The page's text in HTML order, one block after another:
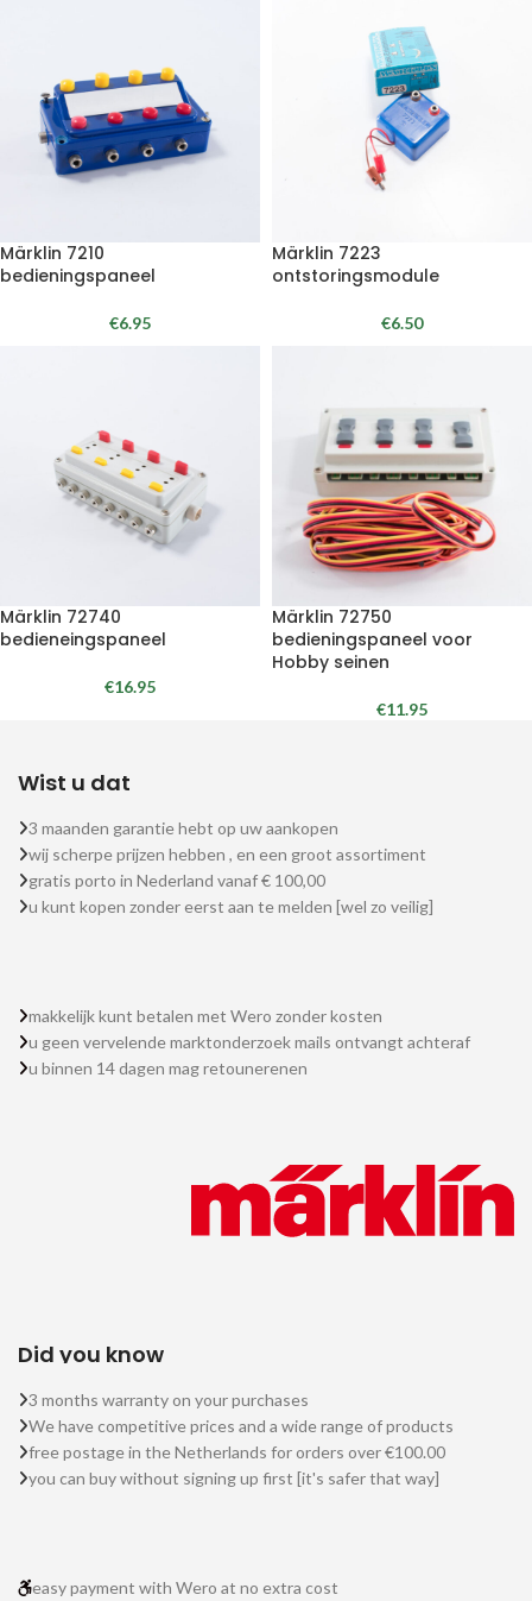
Märklin 7210
bedieningspaneel
€6.95
Märklin 7223
ontstoringsmodule
€6.50
Märklin 72740
bedieneingspaneel
€16.95
Märklin 72750
bedieningspaneel voor
Hobby seinen
€11.95
Wist u dat
3 maanden garantie hebt op uw aankopen
wij scherpe prijzen hebben , en een groot assortiment
gratis porto in Nederland vanaf € 100,00
u kunt kopen zonder eerst aan te melden [wel zo veilig]
makkelijk kunt betalen met Wero zonder kosten
u geen vervelende marktonderzoek mails ontvangt achteraf
u binnen 14 dagen mag retounerenen
Did you know
3 months warranty on your purchases
We have competitive prices and a wide range of products
free postage in the Netherlands for orders over €100.00
you can buy without signing up first [it's safer that way]
easy payment with Wero at no extra cost